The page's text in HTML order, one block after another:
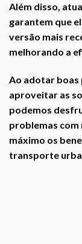
Além disso,
garantem que
versão mais
melhorando a
Ao adotar boas
aproveitar as
podemos
problemas
máximo os
transporte